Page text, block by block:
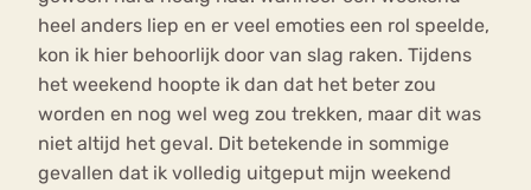
heel anders liep en er veel emoties een rol speelde,
kon ik hier behoorlijk door van slag raken. Tijdens
het weekend hoopte ik dan dat het beter zou
worden en nog wel weg zou trekken, maar dit was
niet altijd het geval. Dit betekende in sommige
gevallen dat ik volledig uitgeput mijn weekend